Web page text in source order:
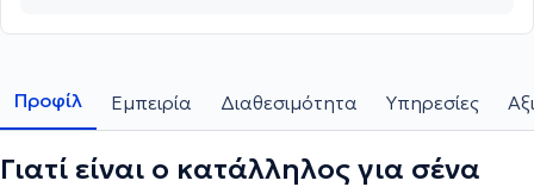
Προφίλ Εμπειρία Διαθεσιμότητα Υπηρεσίες
Γιατί είναι ο κατάλληλος για σένα